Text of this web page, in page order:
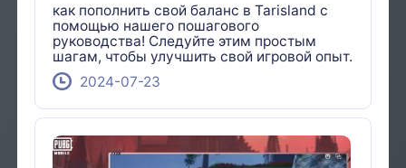
как пополнить свой баланс в Tarisland с
помощью нашего пошагового
руководства! Следуйте этим простым
шагам, чтобы улучшить свой игровой опыт.
2024-07-23